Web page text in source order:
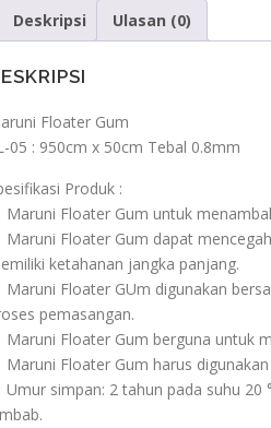
Deskripsi Ulasan (0)
Floater Gum
05 : 950cm x 50cm Tebal 0.8mm
Produk :
Maruni Floater Gum untuk
Maruni Floater Gum dapat
ketahanan jangka panjang.
Maruni Floater GUm digunakan
pemasangan.
Maruni Floater Gum berguna untuk
Maruni Floater Gum harus
Umur simpan: 2 tahun pada suhu